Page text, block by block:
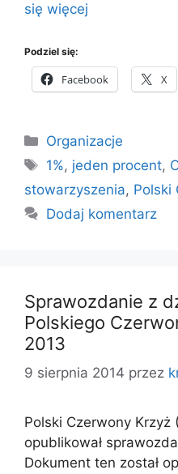
się więcej
Podziel się:
Facebook X
Kategorie
Organizacje
Tagi
1%, jeden procent,
stowarzyszenia, Polski
Dodaj komentarz
Sprawozdanie z
Polskiego
2013
9 sierpnia 2014 przez
Polski Czerwony Krzyż
opublikował
Dokument ten został